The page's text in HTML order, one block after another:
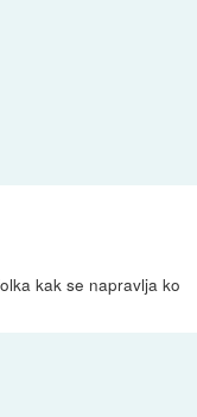
kak se napravlja ko